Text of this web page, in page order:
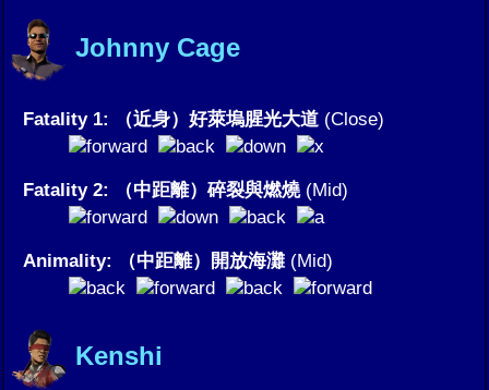
Johnny Cage
Fatality 1: （近身）好萊塢腥光大道 (Close)
Fatality 2: （中距離）碎裂與燃燒(Mid)
Animality: （中距離）開放海灘 (Mid)
Kenshi